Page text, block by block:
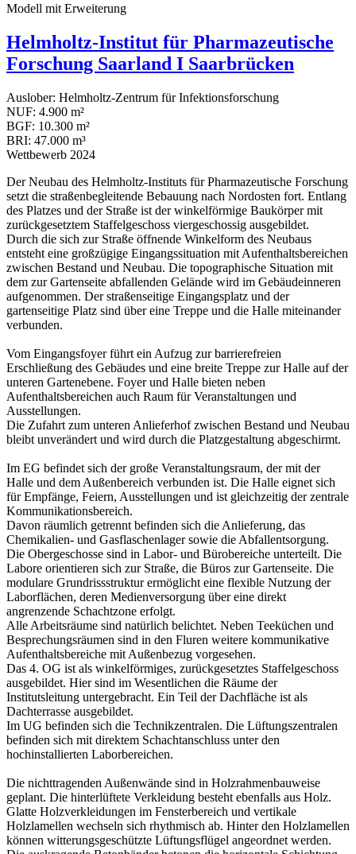
Modell mit Erweiterung
Helmholtz-Institut für Pharmazeutische
Forschung Saarland I Saarbrücken
Auslober: Helmholtz-Zentrum für Infektionsforschung
NUF: 4.900 m²
BGF: 10.300 m²
BRI: 47.000 m³
Wettbewerb 2024
Der Neubau des Helmholtz-Instituts für Pharmazeutische Forschung
setzt die straßenbegleitende Bebauung nach Nordosten fort. Entlang
des Platzes und der Straße ist der winkelförmige Baukörper mit
zurückgesetztem Staffelgeschoss viergeschossig ausgebildet.
Durch die sich zur Straße öffnende Winkelform des Neubaus
entsteht eine großzügige Eingangssituation mit Aufenthaltsbereichen
zwischen Bestand und Neubau. Die topographische Situation mit
dem zur Gartenseite abfallenden Gelände wird im Gebäudeinneren
aufgenommen. Der straßenseitige Eingangsplatz und der
gartenseitige Platz sind über eine Treppe und die Halle miteinander
verbunden.
Vom Eingangsfoyer führt ein Aufzug zur barrierefreien
Erschließung des Gebäudes und eine breite Treppe zur Halle auf der
unteren Gartenebene. Foyer und Halle bieten neben
Aufenthaltsbereichen auch Raum für Veranstaltungen und
Ausstellungen.
Die Zufahrt zum unteren Anlieferhof zwischen Bestand und Neubau
bleibt unverändert und wird durch die Platzgestaltung abgeschirmt.
Im EG befindet sich der große Veranstaltungsraum, der mit der
Halle und dem Außenbereich verbunden ist. Die Halle eignet sich
für Empfänge, Feiern, Ausstellungen und ist gleichzeitig der zentrale
Kommunikationsbereich.
Davon räumlich getrennt befinden sich die Anlieferung, das
Chemikalien- und Gasflaschenlager sowie die Abfallentsorgung.
Die Obergeschosse sind in Labor- und Bürobereiche unterteilt. Die
Labore orientieren sich zur Straße, die Büros zur Gartenseite. Die
modulare Grundrissstruktur ermöglicht eine flexible Nutzung der
Laborflächen, deren Medienversorgung über eine direkt
angrenzende Schachtzone erfolgt.
Alle Arbeitsräume sind natürlich belichtet. Neben Teeküchen und
Besprechungsräumen sind in den Fluren weitere kommunikative
Aufenthaltsbereiche mit Außenbezug vorgesehen.
Das 4. OG ist als winkelförmiges, zurückgesetztes Staffelgeschoss
ausgebildet. Hier sind im Wesentlichen die Räume der
Institutsleitung untergebracht. Ein Teil der Dachfläche ist als
Dachterrasse ausgebildet.
Im UG befinden sich die Technikzentralen. Die Lüftungszentralen
befinden sich mit direktem Schachtanschluss unter den
hochinstallierten Laborbereichen.
Die nichttragenden Außenwände sind in Holzrahmenbauweise
geplant. Die hinterlüftete Verkleidung besteht ebenfalls aus Holz.
Glatte Holzverkleidungen im Fensterbereich und vertikale
Holzlamellen wechseln sich rhythmisch ab. Hinter den Holzlamellen
können witterungsgeschützte Lüftungsflügel angeordnet werden.